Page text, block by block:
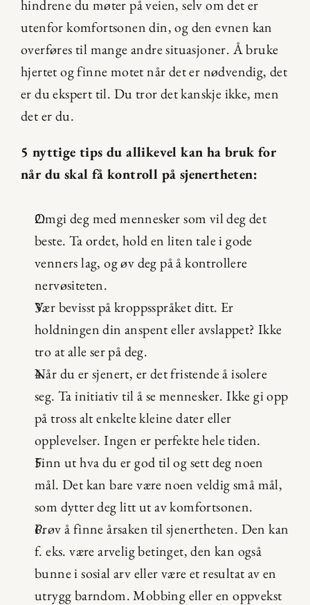
hindrene du møter på veien, selv om det er
utenfor komfortsonen din, og den evnen kan
overføres til mange andre situasjoner. Å bruke
hjertet og finne motet når det er nødvendig, det
er du ekspert til. Du tror det kanskje ikke, men
det er du.
5 nyttige tips du allikevel kan ha bruk for
når du skal få kontroll på sjenertheten:
Omgi deg med mennesker som vil deg det
beste. Ta ordet, hold en liten tale i gode
venners lag, og øv deg på å kontrollere
nervøsiteten.
Vær bevisst på kroppsspråket ditt. Er
holdningen din anspent eller avslappet? Ikke
tro at alle ser på deg.
Når du er sjenert, er det fristende å isolere
seg. Ta initiativ til å se mennesker. Ikke gi opp
på tross alt enkelte kleine dater eller
opplevelser. Ingen er perfekte hele tiden.
Finn ut hva du er god til og sett deg noen
mål. Det kan bare være noen veldig små mål,
som dytter deg litt ut av komfortsonen.
Prøv å finne årsaken til sjenertheten. Den kan
f. eks. være arvelig betinget, den kan også
bunne i sosial arv eller være et resultat av en
utrygg barndom. Mobbing eller en oppvekst